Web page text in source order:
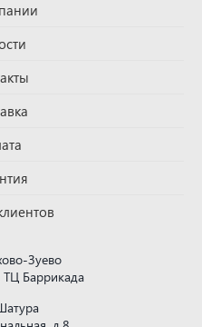
Зуево
Баррикада